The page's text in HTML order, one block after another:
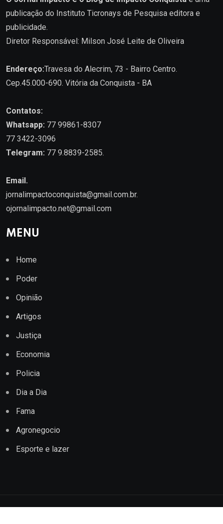
publicação do Instituto Ticronays de Pesquisa editora e
publicidade.
Diretor Responsável: Milson José Leite de Oliveira
Endereço:Travesa do Alecrim, 73 - Bairro Centro.
Cep.45.000-690. Vitória da Conquista - BA
Contatos:
Whatsapp: 77 99861-8307
77 3422-3096
Telegram: 77 9.8839-2585.
Email.
jornalimpactoconquista@gmail.com.br.
ojornalimpacto.net@gmail.com
MENU
Home
Poder
Opinião
Artigos
Justiça
Economia
Policia
Dia a Dia
Fama
Agronegocio
Esporte e lazer